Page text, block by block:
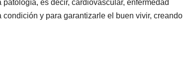
es decir, cardiovascular, enfermedad
y para garantizarle el buen vivir, creando